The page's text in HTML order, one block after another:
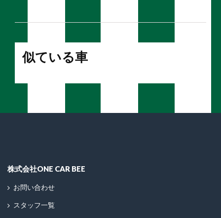
似ている車
株式会社ONE CAR BEE
お問い合わせ
スタッフ一覧